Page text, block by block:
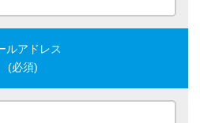
ルアドレス
(必須)